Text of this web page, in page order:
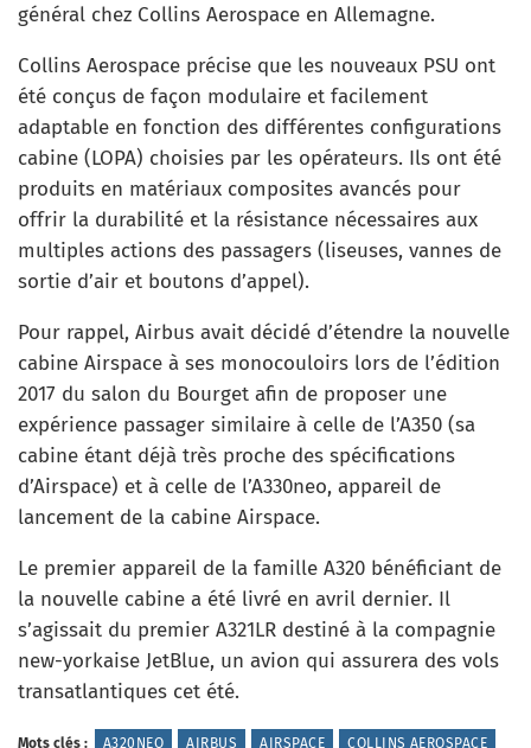
général chez Collins Aerospace en Allemagne.
Collins Aerospace précise que les nouveaux PSU ont
été conçus de façon modulaire et facilement
adaptable en fonction des différentes configurations
cabine (LOPA) choisies par les opérateurs. Ils ont été
produits en matériaux composites avancés pour
offrir la durabilité et la résistance nécessaires aux
multiples actions des passagers (liseuses, vannes de
sortie d’air et boutons d’appel).
Pour rappel, Airbus avait décidé d’étendre la nouvelle
cabine Airspace à ses monocouloirs lors de l’édition
2017 du salon du Bourget afin de proposer une
expérience passager similaire à celle de l’A350 (sa
cabine étant déjà très proche des spécifications
d’Airspace) et à celle de l’A330neo, appareil de
lancement de la cabine Airspace.
Le premier appareil de la famille A320 bénéficiant de
la nouvelle cabine a été livré en avril dernier. Il
s’agissait du premier A321LR destiné à la compagnie
new-yorkaise JetBlue, un avion qui assurera des vols
transatlantiques cet été.
Mots clés : A320NEO AIRBUS AIRSPACE COLLINS AEROSPACE